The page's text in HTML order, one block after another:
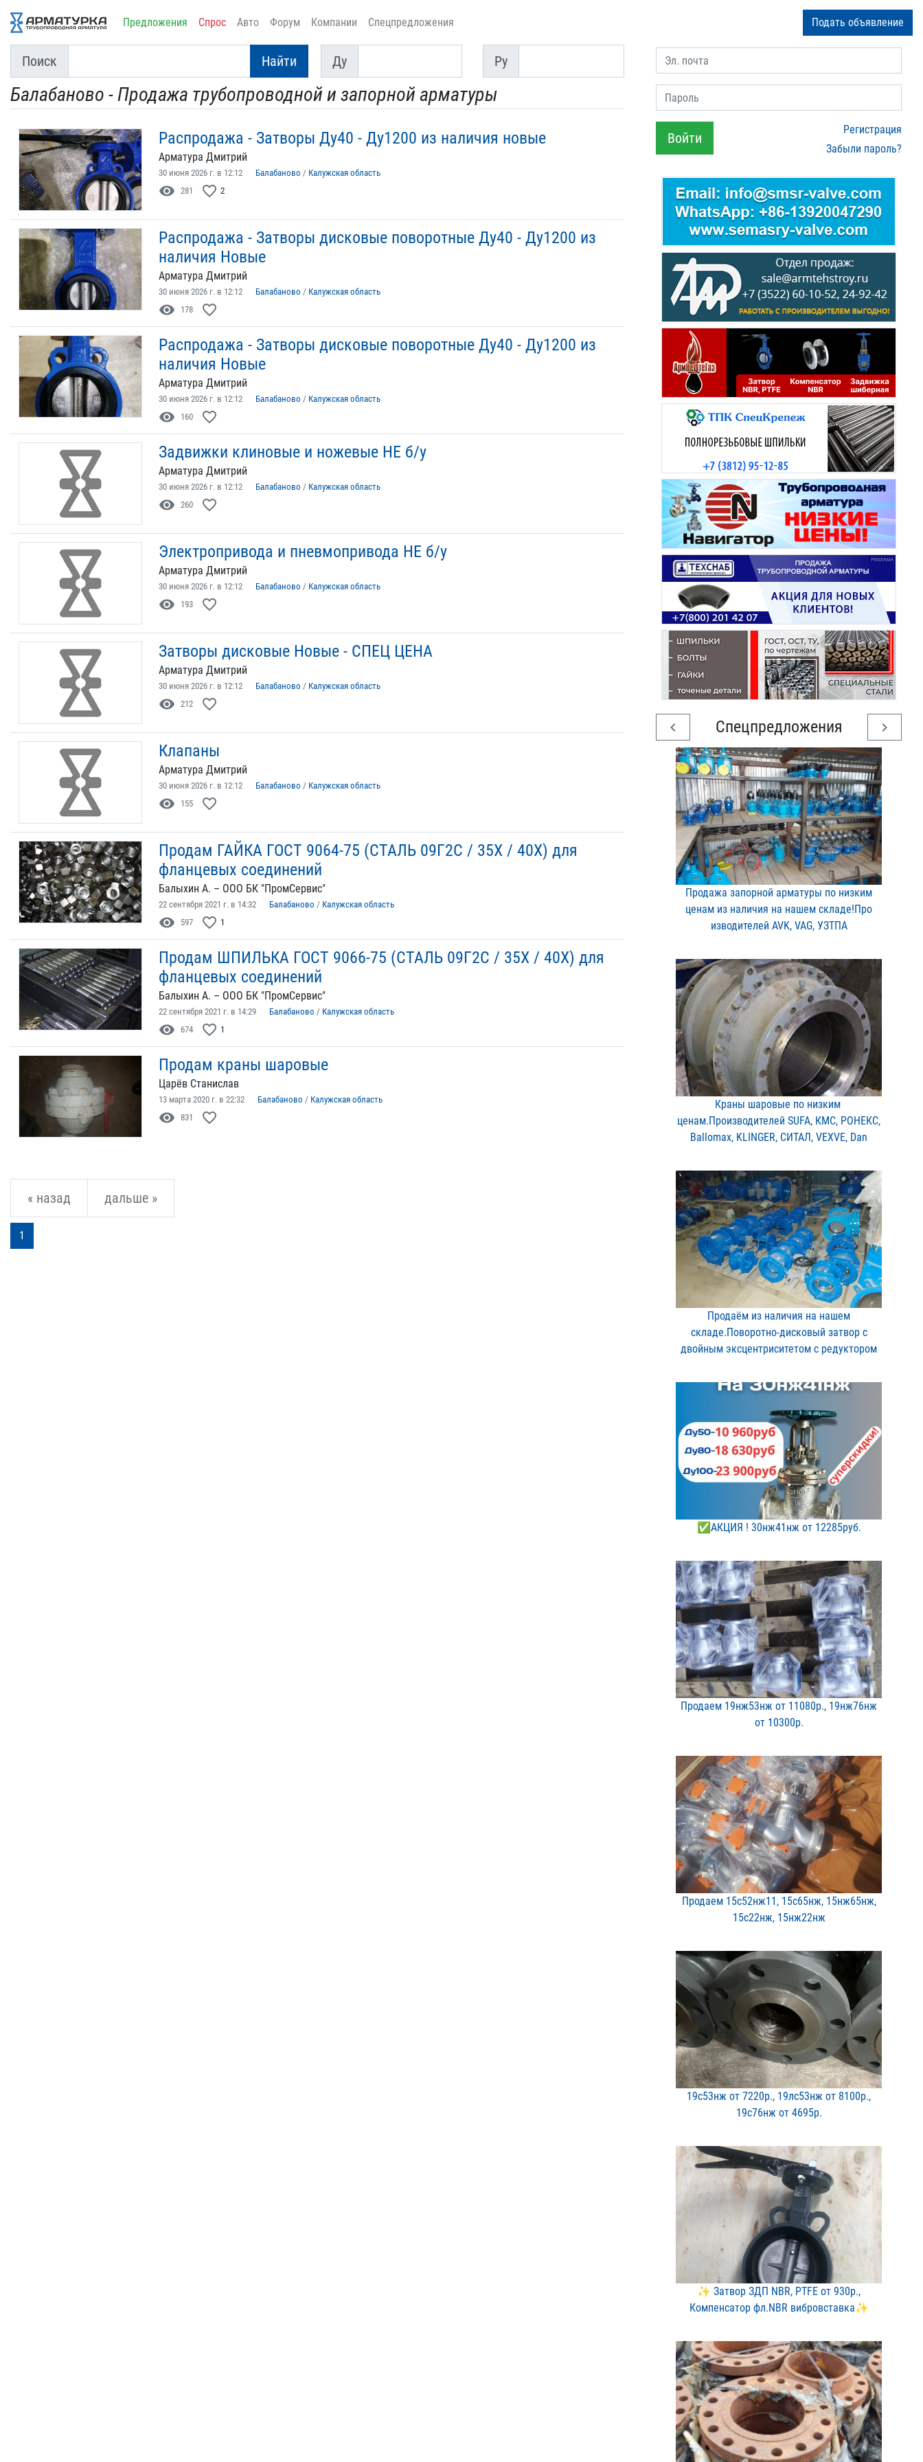
Предложения Спрос Авто Форум Компании Спецпредложения Подать объявление
Поиск Найти
Ду
Ду
Py
Py
Балабаново - Продажа трубопроводной и запорной арматуры
Распродажа - Затворы Ду40 - Ду1200 из наличия новые
Арматура Дмитрий
30 июня 2026 г. в 12:12 Балабаново / Калужская область
visibility 281 favorite_border 2
Распродажа - Затворы дисковые поворотные Ду40 - Ду1200 из
наличия Новые
Арматура Дмитрий
30 июня 2026 г. в 12:12 Балабаново / Калужская область
visibility 178 favorite_border
Распродажа - Затворы дисковые поворотные Ду40 - Ду1200 из
наличия Новые
Арматура Дмитрий
30 июня 2026 г. в 12:12 Балабаново / Калужская область
visibility 160 favorite_border
Задвижки клиновые и ножевые НЕ б/у
Арматура Дмитрий
30 июня 2026 г. в 12:12 Балабаново / Калужская область
visibility 260 favorite_border
Электропривода и пневмопривода НЕ б/у
Арматура Дмитрий
30 июня 2026 г. в 12:12 Балабаново / Калужская область
visibility 193 favorite_border
Затворы дисковые Новые - СПЕЦ ЦЕНА
Арматура Дмитрий
30 июня 2026 г. в 12:12 Балабаново / Калужская область
visibility 212 favorite_border
Клапаны
Арматура Дмитрий
30 июня 2026 г. в 12:12 Балабаново / Калужская область
visibility 155 favorite_border
Продам ГАЙКА ГОСТ 9064-75 (СТАЛЬ 09Г2С / 35Х / 40Х) для
фланцевых соединений
Балыхин А. – ООО БК "ПромСервис"
22 сентября 2021 г. в 14:32 Балабаново / Калужская область
visibility 597 favorite_border 1
Продам ШПИЛЬКА ГОСТ 9066-75 (СТАЛЬ 09Г2С / 35Х / 40Х) для
фланцевых соединений
Балыхин А. – ООО БК "ПромСервис"
22 сентября 2021 г. в 14:29 Балабаново / Калужская область
visibility 674 favorite_border 1
Продам краны шаровые
Царёв Станислав
13 марта 2020 г. в 22:32 Балабаново / Калужская область
visibility 831 favorite_border
« назад дальше »
1
Эл. почта
Пароль
Войти
Регистрация
Забыли пароль?
chevron_left Спецпредложения chevron_right
Продажа запорной арматур​ы по низким
ценам из нал​ичия на нашем складе!Про​
изводителей AVK, VAG, УЗ​ТПА
Краны шаровые по низким ​
ценам.Производителей SUF​A, КМС, РОНЕКС,
Ballomax​, KLINGER, СИТАЛ, VEXVE,​ Dan
Продаём из наличия на на​шем
складе.Поворотно-дис​ковый затвор с
двойным э​ксцентриситетом с редукт​ором
✅АКЦИЯ ! 30нж41нж от 12​285руб.
Продаем 19нж53нж от 1108​0р., 19нж76нж
от 10300р​.
Продаем 15с52нж11, 15с65​нж, 15нж65нж,
15с22нж, 1​5нж22нж
19с53нж от 7220р., 19лс5​3нж от 8100р.,
19с76нж о​т 4695р.
✨ Затвор ЗДП NBR, PTFE о​т 930р.,
Компенсатор фл.​NBR вибровставка✨